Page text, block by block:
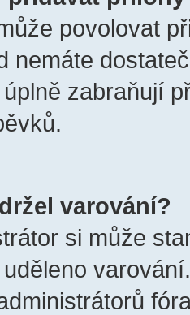
povolovat
nemáte
zabraňují
varování?
si může